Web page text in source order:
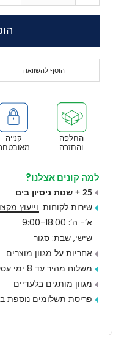
הוסף להשוואה
קנייה החלפה
והחזרה
למה קונים אצלנו?
25 + שנות ניסיון בים
שירות לקוחות וייעוץ
א’- ה’: 9:00-18:00
שישי, שבת: סגור
אחריות על מגוון מוצרים
משלוח מהיר עד 8 ימי עסקים
מגוון מותגים בלעדיים
פריסת תשלומים נוספת